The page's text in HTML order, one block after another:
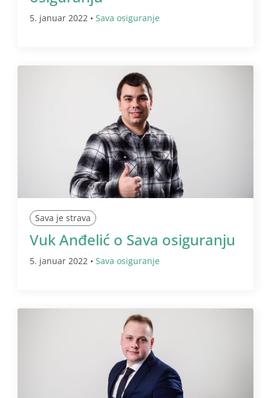
5. januar 2022 • Sava osiguranje
Sava je strava
Vuk Anđelić o Sava osiguranju
5. januar 2022 • Sava osiguranje